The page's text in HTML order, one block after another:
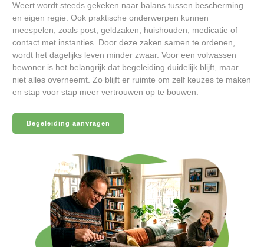
Weert wordt steeds gekeken naar balans tussen bescherming
en eigen regie. Ook praktische onderwerpen kunnen
meespelen, zoals post, geldzaken, huishouden, medicatie of
contact met instanties. Door deze zaken samen te ordenen,
wordt het dagelijks leven minder zwaar. Voor een volwassen
bewoner is het belangrijk dat begeleiding duidelijk blijft, maar
niet alles overneemt. Zo blijft er ruimte om zelf keuzes te maken
en stap voor stap meer vertrouwen op te bouwen.
Begeleiding aanvragen